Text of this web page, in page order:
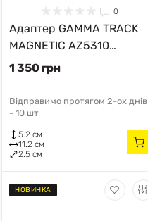
0
Адаптер GAMMA TRACK
MAGNETIC AZ5310
Azzardo
1 350 грн
Відправимо протягом 2-ох днів
- 10 шт
5.2 см
11.2 см
2.5 см
НОВИНКА